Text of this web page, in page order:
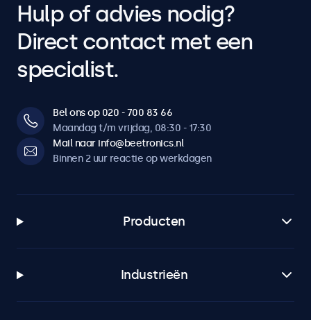
Hulp of advies nodig?
Direct contact met een
specialist.
Bel ons op 020 - 700 83 66
Maandag t/m vrijdag, 08:30 - 17:30
Mail naar info@beetronics.nl
Binnen 2 uur reactie op werkdagen
Producten
Industrieën